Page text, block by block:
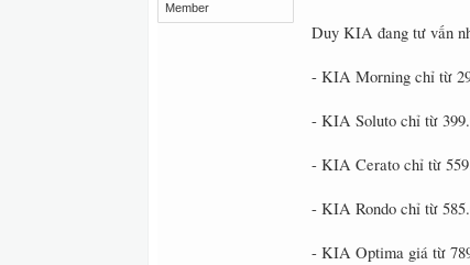
Member
Duy KIA đang tư vấn
- KIA Morning chỉ từ
- KIA Soluto chỉ từ
- KIA Cerato chỉ từ
- KIA Rondo chỉ từ
- KIA Optima giá từ